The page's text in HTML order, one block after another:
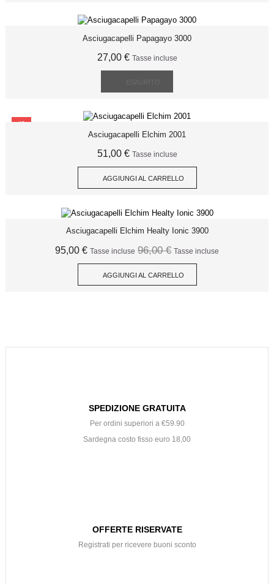
Asciugacapelli Papagayo 3000
27,00 € Tasse incluse
Asciugacapelli Elchim 2001
51,00 € Tasse incluse
AGGIUNGI AL CARRELLO
Asciugacapelli Elchim Healty Ionic 3900
95,00 € Tasse incluse 96,00 € Tasse incluse
AGGIUNGI AL CARRELLO
SPEDIZIONE GRATUITA
Per ordini superiori a €59.90
Sardegna costo fisso euro 18,00
OFFERTE RISERVATE
Registrati per ricevere buoni sconto